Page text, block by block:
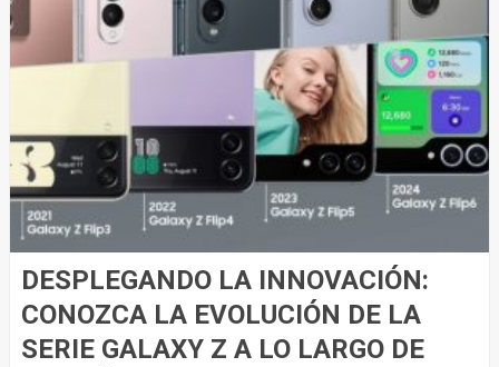
DESPLEGANDO LA INNOVACIÓN:
CONOZCA LA EVOLUCIÓN DE LA
SERIE GALAXY Z A LO LARGO DE